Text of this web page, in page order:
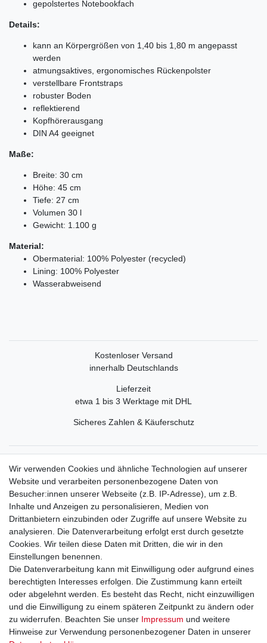
gepolstertes Notebookfach
Details:
kann an Körpergrößen von 1,40 bis 1,80 m angepasst
werden
atmungsaktives, ergonomisches Rückenpolster
verstellbare Frontstraps
robuster Boden
reflektierend
Kopfhörerausgang
DIN A4 geeignet
Maße:
Breite: 30 cm
Höhe: 45 cm
Tiefe: 27 cm
Volumen 30 l
Gewicht: 1.100 g
Material:
Obermaterial: 100% Polyester (recycled)
Lining: 100% Polyester
Wasserabweisend
Kostenloser Versand
innerhalb Deutschlands
Lieferzeit
etwa 1 bis 3 Werktage mit DHL
Sicheres Zahlen & Käuferschutz
Rechtliche Informationen
Widerrufsrecht
Widerrufsformular
Datenschutzerklärung
AGB
Impressum
Vertrag widerrufen Kontakt
Wir verwenden Cookies und ähnliche Technologien auf unserer
Website und verarbeiten personenbezogene Daten von
Besucher:innen unserer Webseite (z.B. IP-Adresse), um z.B.
Inhalte und Anzeigen zu personalisieren, Medien von
Drittanbietern einzubinden oder Zugriffe auf unsere Website zu
analysieren. Die Datenverarbeitung erfolgt erst durch gesetzte
Cookies. Wir teilen diese Daten mit Dritten, die wir in den
Einstellungen benennen.
Die Datenverarbeitung kann mit Einwilligung oder aufgrund eines
berechtigten Interesses erfolgen. Die Zustimmung kann erteilt
oder abgelehnt werden. Es besteht das Recht, nicht einzuwilligen
und die Einwilligung zu einem späteren Zeitpunkt zu ändern oder
zu widerrufen. Beachten Sie unser Impressum und weitere
Hinweise zur Verwendung personenbezogener Daten in unserer